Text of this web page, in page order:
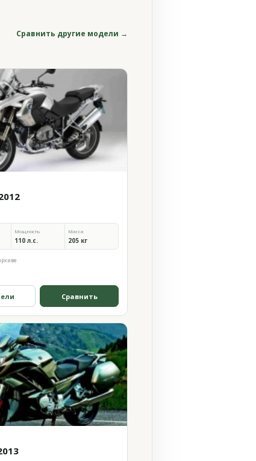
Сравнить другие модели →
Мощность
110 л.с.
Масса
205 кг
Сравнить